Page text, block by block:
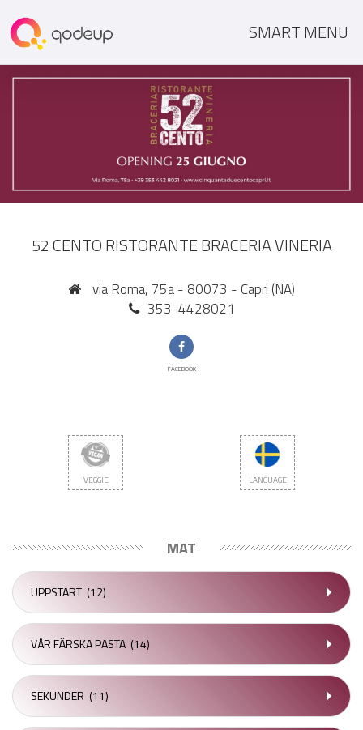
SMART MENU
52 CENTO RISTORANTE BRACERIA VINERIA
via Roma, 75a - 80073 - Capri (NA)
353-4428021
FACEBOOK
VEGGIE LANGUAGE
MAT
UPPSTART (12)
VÅR FÄRSKA PASTA (14)
SEKUNDER (11)